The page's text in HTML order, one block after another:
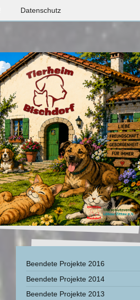
Datenschutz
Beendete Projekte 2016
Beendete Projekte 2014
Beendete Projekte 2013